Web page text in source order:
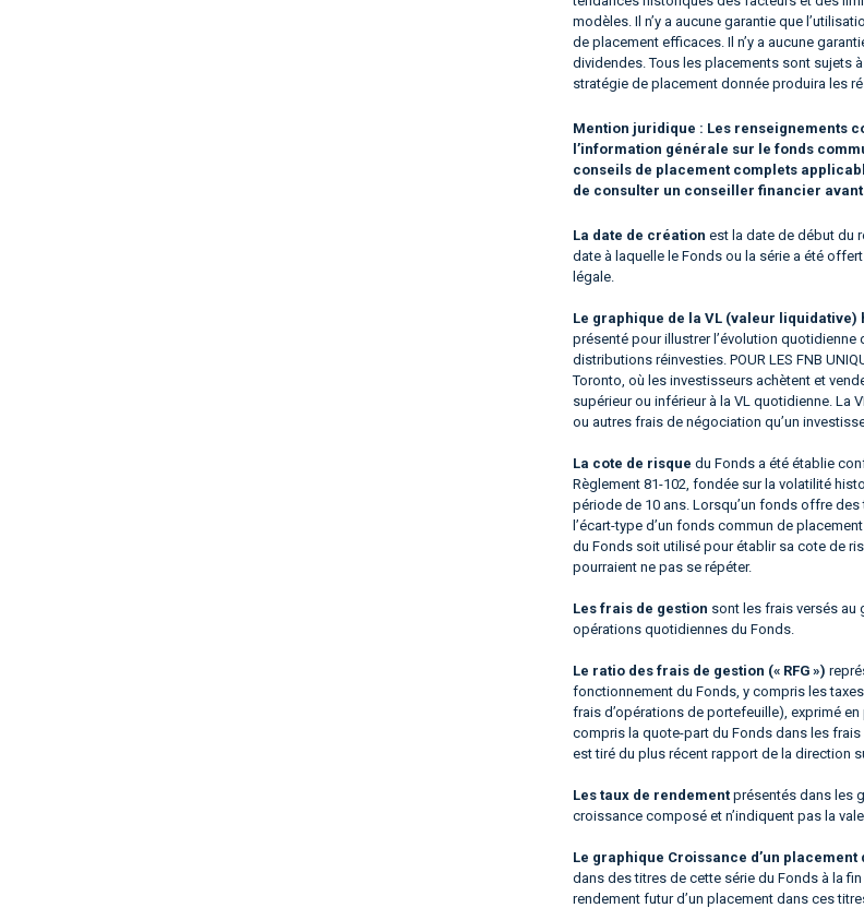
modèles. Il n’y a aucune garantie que
de placement efficaces. Il n’y a aucune
dividendes. Tous les placements sont sujets
stratégie de placement donnée produira les
Mention juridique : Les renseignements
l’information générale sur le fonds
conseils de placement complets
de consulter un conseiller financier
La date de création est la date de début du
date à laquelle le Fonds ou la série a été
légale.
Le graphique de la VL (valeur liquidative)
présenté pour illustrer l’évolution
distributions réinvesties. POUR LES FNB
Toronto, où les investisseurs achètent et
supérieur ou inférieur à la VL quotidienne.
ou autres frais de négociation qu’un
La cote de risque du Fonds a été établie
Règlement 81-102, fondée sur la volatilité
période de 10 ans. Lorsqu’un fonds offre
l’écart-type d’un fonds commun de
du Fonds soit utilisé pour établir sa cote de
pourraient ne pas se répéter.
Les frais de gestion sont les frais versés au
opérations quotidiennes du Fonds.
Le ratio des frais de gestion (« RFG »)
fonctionnement du Fonds, y compris les
frais d’opérations de portefeuille), exprimé
compris la quote-part du Fonds dans les
est tiré du plus récent rapport de la direction
Les taux de rendement présentés dans les
croissance composé et n’indiquent pas la
Le graphique Croissance d’un placement
dans des titres de cette série du Fonds à la
rendement futur d’un placement dans ces